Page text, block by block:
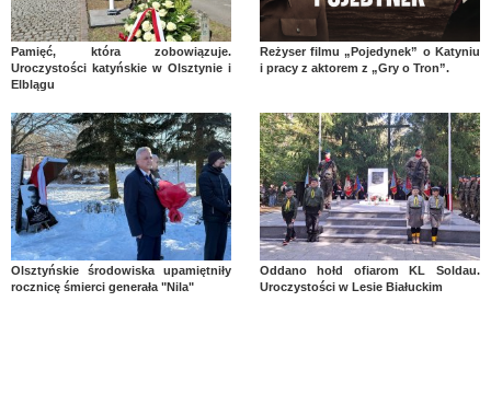
Pamięć, która zobowiązuje.
Uroczystości katyńskie w Olsztynie i
Elblągu
Reżyser filmu „Pojedynek” o Katyniu
i pracy z aktorem z „Gry o Tron”.
Olsztyńskie środowiska upamiętniły
rocznicę śmierci generała "Nila"
Oddano hołd ofiarom KL Soldau.
Uroczystości w Lesie Białuckim